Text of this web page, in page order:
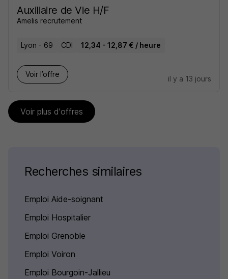
Auxiliaire de Vie H/F
Amelis recrutement
Lyon - 69 CDI 12,34 - 12,87 € / heure
Voir l’offre
il y a 13 jours
Voir plus d'offres
Recherches similaires
Emploi Aide-soignant
Emploi Hospitalier
Emploi Grenoble
Emploi Voiron
Emploi Bourgoin-Jallieu